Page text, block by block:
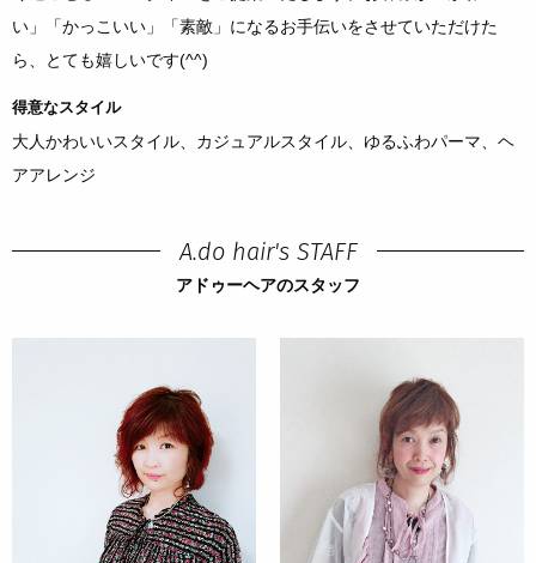
い」「かっこいい」「素敵」になるお手伝いをさせていただけた
ら、とても嬉しいです(^^)
得意なスタイル
大人かわいいスタイル、カジュアルスタイル、ゆるふわパーマ、ヘ
アアレンジ
A.do hair's STAFF
アドゥーヘアのスタッフ